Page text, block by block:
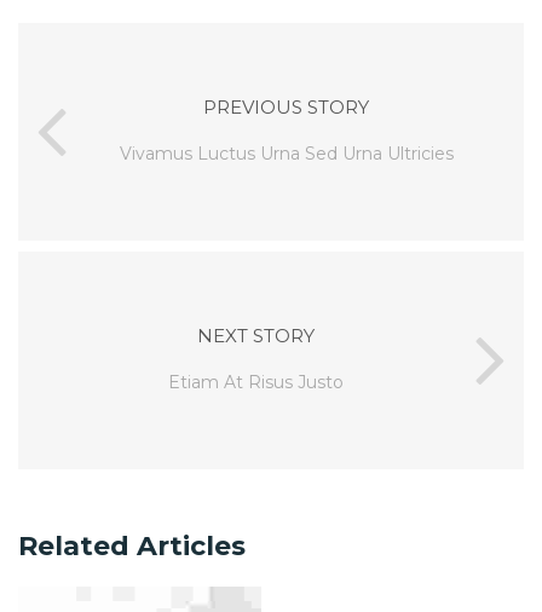
PREVIOUS STORY
Vivamus Luctus Urna Sed Urna Ultricies
NEXT STORY
Etiam At Risus Justo
Related Articles